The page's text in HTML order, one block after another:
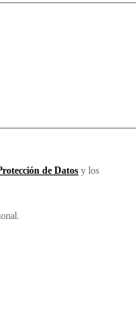
de Datos y los